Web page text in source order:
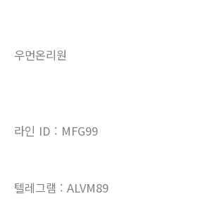
우먼온리원
라인 ID : MFG99
텔레그램 : ALVM89